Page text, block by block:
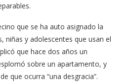
que se ha auto asignado la
niñas y adolescentes que usan el
que hace dos años un
sobre un apartamento, y
que ocurra “una desgracia”.